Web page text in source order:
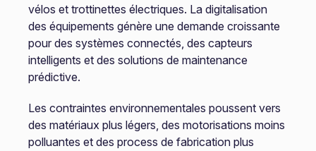
vélos et trottinettes électriques. La digitalisation
des équipements génère une demande croissante
pour des systèmes connectés, des capteurs
intelligents et des solutions de maintenance
prédictive.
Les contraintes environnementales poussent vers
des matériaux plus légers, des motorisations moins
polluantes et des process de fabrication plus